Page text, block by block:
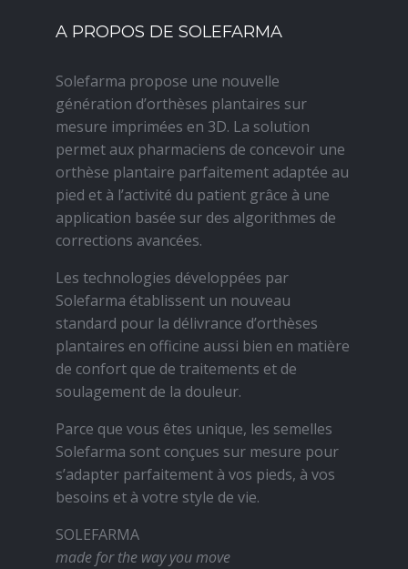
A PROPOS DE SOLEFARMA
Solefarma propose une nouvelle
génération d’orthèses plantaires sur
mesure imprimées en 3D. La solution
permet aux pharmaciens de concevoir une
orthèse plantaire parfaitement adaptée au
pied et à l’activité du patient grâce à une
application basée sur des algorithmes de
corrections avancées.
Les technologies développées par
Solefarma établissent un nouveau
standard pour la délivrance d’orthèses
plantaires en officine aussi bien en matière
de confort que de traitements et de
soulagement de la douleur.
Parce que vous êtes unique, les semelles
Solefarma sont conçues sur mesure pour
s’adapter parfaitement à vos pieds, à vos
besoins et à votre style de vie.
SOLEFARMA
made for the way you move